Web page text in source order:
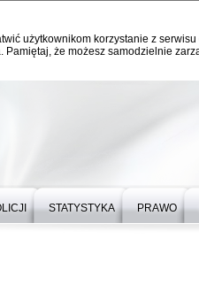
użytkownikom korzystanie z
że możesz samodzielnie
STATYSTYKA PRAWO